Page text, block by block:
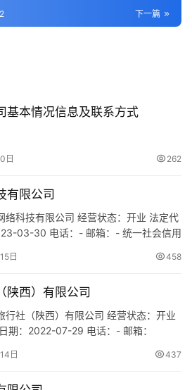
下一篇
基本情况信息及联系方式
日 262
有限公司
络科技有限公司 经营状态：开业 法定代
03-30 电话：- 邮箱：- 统一社会信用
3栋116室 网址：- 经营范围：一般项
…
日 458
陕西）有限公司
行社（陕西）有限公司 经营状态：开业
期：2022-07-29 电话：- 邮箱：
册地址：陕西省西安市雁塔区太白南路
日 437